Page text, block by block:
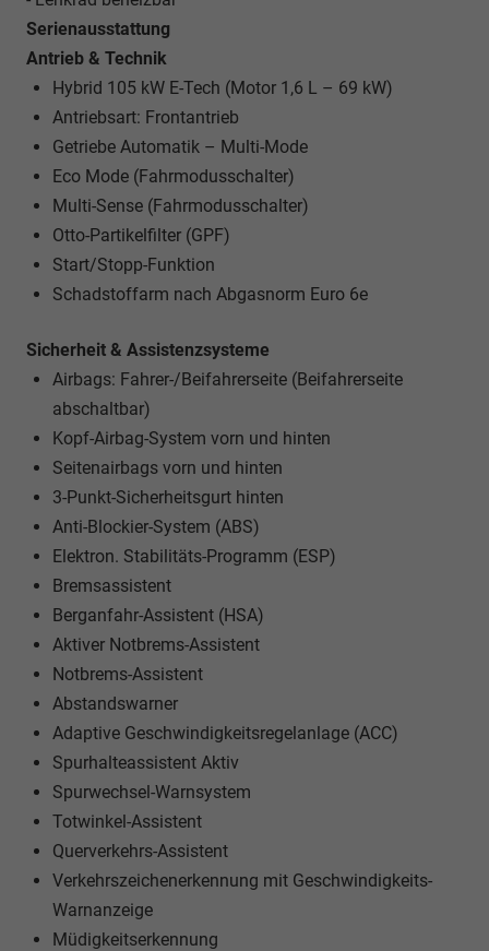
Serienausstattung
Antrieb & Technik
Hybrid 105 kW E-Tech (Motor 1,6 L – 69 kW)
Antriebsart: Frontantrieb
Getriebe Automatik – Multi-Mode
Eco Mode (Fahrmodusschalter)
Multi-Sense (Fahrmodusschalter)
Otto-Partikelfilter (GPF)
Start/Stopp-Funktion
Schadstoffarm nach Abgasnorm Euro 6e
Sicherheit & Assistenzsysteme
Airbags: Fahrer-/Beifahrerseite (Beifahrerseite
abschaltbar)
Kopf-Airbag-System vorn und hinten
Seitenairbags vorn und hinten
3-Punkt-Sicherheitsgurt hinten
Anti-Blockier-System (ABS)
Elektron. Stabilitäts-Programm (ESP)
Bremsassistent
Berganfahr-Assistent (HSA)
Aktiver Notbrems-Assistent
Notbrems-Assistent
Abstandswarner
Adaptive Geschwindigkeitsregelanlage (ACC)
Spurhalteassistent Aktiv
Spurwechsel-Warnsystem
Totwinkel-Assistent
Querverkehrs-Assistent
Verkehrszeichenerkennung mit Geschwindigkeits-
Warnanzeige
Müdigkeitserkennung